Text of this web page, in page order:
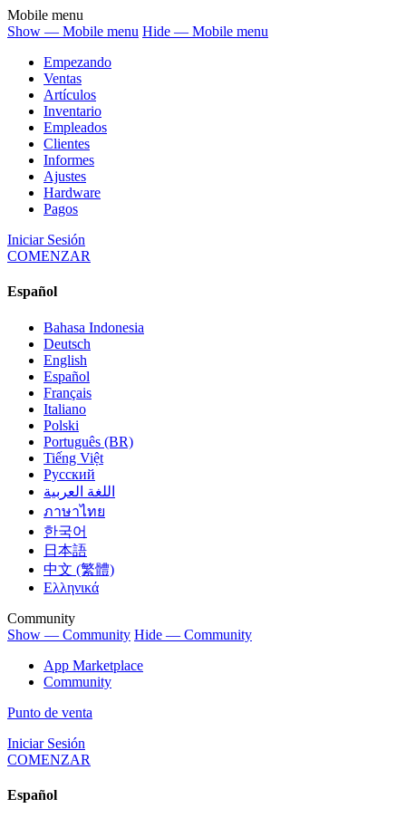
Mobile menu
Show — Mobile menu Hide — Mobile menu
Empezando
Ventas
Artículos
Inventario
Empleados
Clientes
Informes
Ajustes
Hardware
Pagos
Iniciar Sesión
COMENZAR
Español
Bahasa Indonesia
Deutsch
English
Español
Français
Italiano
Polski
Português (BR)
Tiếng Việt
Русский
اللغة العربية
ภาษาไทย
한국어
日本語
中文 (繁體)
Ελληνικά
Community
Show — Community Hide — Community
App Marketplace
Community
Punto de venta
Iniciar Sesión
COMENZAR
Español